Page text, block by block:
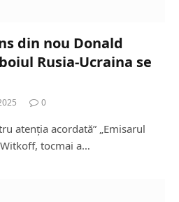
din nou Donald
Rusia-Ucraina se
0
atenția acordată” „Emisarul
tocmai a…